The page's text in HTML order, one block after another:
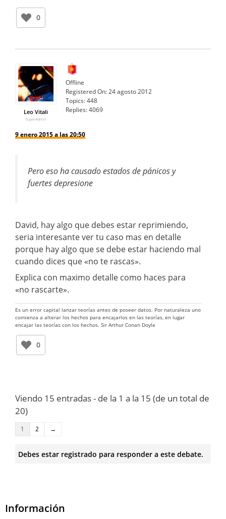
0
Leo Vitali
SuperAdmin
Offline
Registered On:24 agosto 2012
Topics:448
Replies:4069
9 enero 2015 a las 20:50
Pero eso ha causado estados de pánicos y
fuertes depresione
David, hay algo que debes estar reprimiendo,
seria interesante ver tu caso mas en detalle
porque hay algo que se debe estar haciendo mal
cuando dices que «no te rascas».
Explica con maximo detalle como haces para
«no rascarte».
Es un error capital lanzar teorías antes de poseer datos. Por naturaleza uno
comienza a alterar los hechos para encajarlos en las teorías, en lugar
encajar las teorías con los hechos. Sir Arthur Conan Doyle
0
Viendo 15 entradas - de la 1 a la 15 (de un total de
20)
1 2 →
Debes estar registrado para responder a este debate.
Información